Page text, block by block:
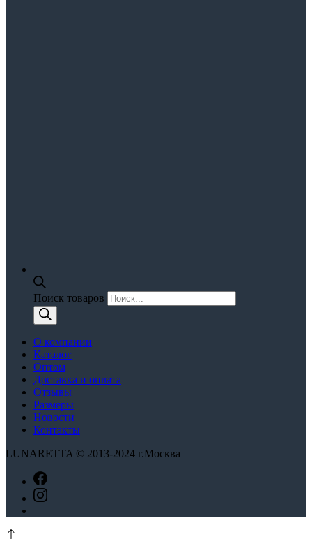
Поиск товаров
О компании
Каталог
Оптом
Доставка и оплата
Отзывы
Размеры
Новости
Контакты
LUNARETTA © 2013-2024 г.Москва